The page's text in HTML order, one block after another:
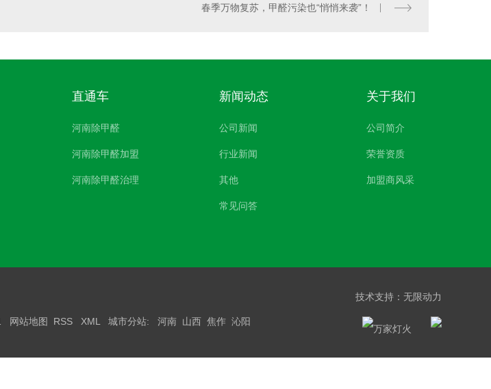
春季万物复苏，甲醛污染也“悄悄来袭”！
直通车
河南除甲醛
河南除甲醛加盟
河南除甲醛治理
新闻动态
公司新闻
行业新闻
其他
常见问答
关于我们
公司简介
荣誉资质
加盟商风采
网站地图 RSS XML 城市分站: 河南 山西 焦作 沁阳
技术支持： 无限动力